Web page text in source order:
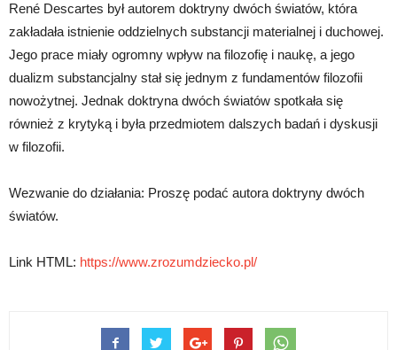
René Descartes był autorem doktryny dwóch światów, która
zakładała istnienie oddzielnych substancji materialnej i duchowej.
Jego prace miały ogromny wpływ na filozofię i naukę, a jego
dualizm substancjalny stał się jednym z fundamentów filozofii
nowożytnej. Jednak doktryna dwóch światów spotkała się
również z krytyką i była przedmiotem dalszych badań i dyskusji
w filozofii.
Wezwanie do działania: Proszę podać autora doktryny dwóch
światów.
Link HTML: https://www.zrozumdziecko.pl/